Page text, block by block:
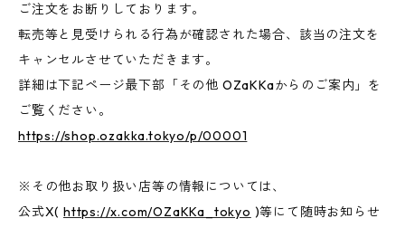
ご注文をお断りしております。
転売等と見受けられる行為が確認された場合、該当の注文を
キャンセルさせていただきます。
詳細は下記ページ最下部「その他 OZaKKaからのご案内」を
ご覧ください。
https://shop.ozakka.tokyo/p/00001
※その他お取り扱い店等の情報については、
公式X( https://x.com/OZaKKa_tokyo )等にて随時お知らせ